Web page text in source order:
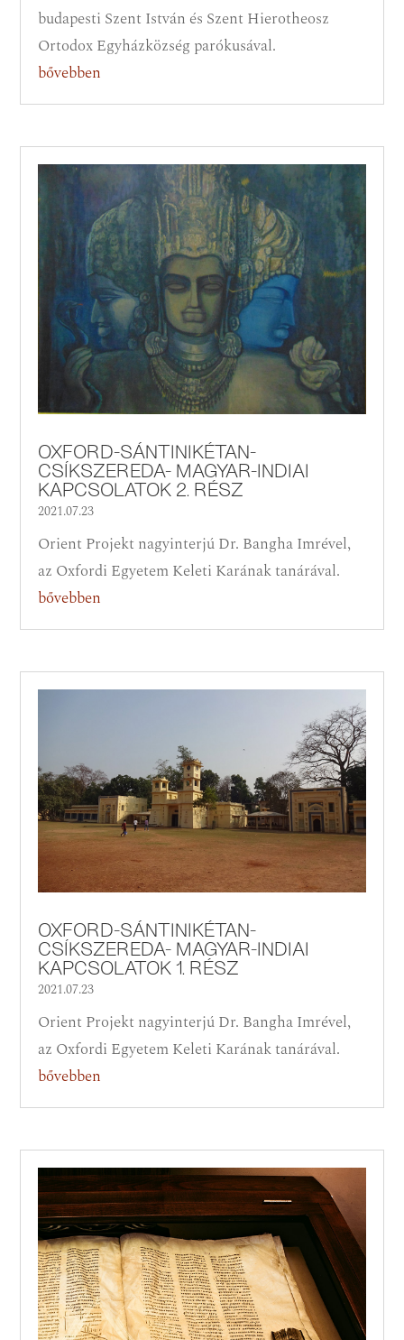
budapesti Szent István és Szent Hierotheosz
Ortodox Egyházközség parókusával.
bővebben
OXFORD-SÁNTINIKÉTAN-
CSÍKSZEREDA- MAGYAR-INDIAI
KAPCSOLATOK 2. RÉSZ
2021.07.23
Orient Projekt nagyinterjú Dr. Bangha Imrével,
az Oxfordi Egyetem Keleti Karának tanárával.
bővebben
OXFORD-SÁNTINIKÉTAN-
CSÍKSZEREDA- MAGYAR-INDIAI
KAPCSOLATOK 1. RÉSZ
2021.07.23
Orient Projekt nagyinterjú Dr. Bangha Imrével,
az Oxfordi Egyetem Keleti Karának tanárával.
bővebben